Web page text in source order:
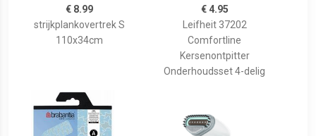
€ 8.99
strijkplankovertrek S
110x34cm
€ 4.95
Leifheit 37202
Comfortline
Kersenontpitter
Onderhoudsset 4-delig